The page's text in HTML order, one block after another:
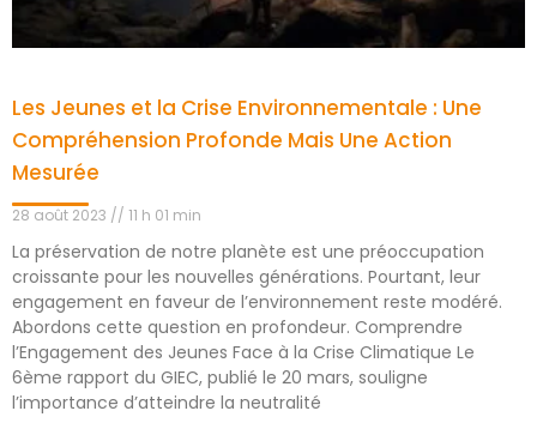
Les Jeunes et la Crise Environnementale : Une
Compréhension Profonde Mais Une Action
Mesurée
28 août 2023 11 h 01 min
La préservation de notre planète est une préoccupation
croissante pour les nouvelles générations. Pourtant, leur
engagement en faveur de l’environnement reste modéré.
Abordons cette question en profondeur. Comprendre
l’Engagement des Jeunes Face à la Crise Climatique Le
6ème rapport du GIEC, publié le 20 mars, souligne
l’importance d’atteindre la neutralité